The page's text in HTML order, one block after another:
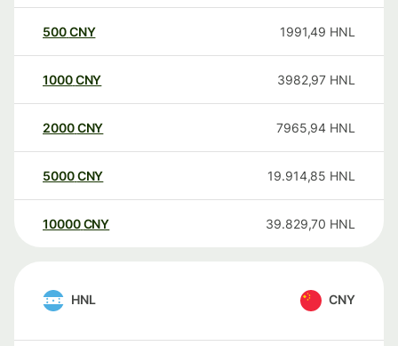
500CNY 1991,49 HNL
1000CNY 3982,97 HNL
2000CNY 7965,94 HNL
5000CNY 19.914,85 HNL
10000 CNY 39.829,70 HNL
HNL CNY